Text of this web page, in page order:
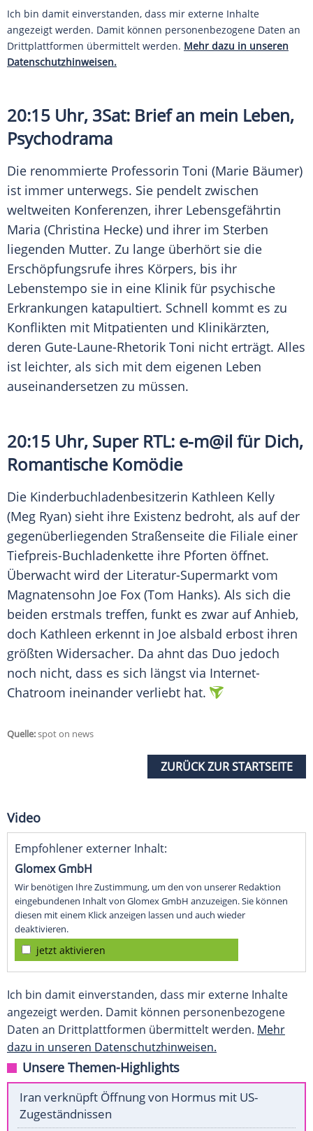
Ich bin damit einverstanden, dass mir externe Inhalte
angezeigt werden. Damit können personenbezogene Daten an
Drittplattformen übermittelt werden. Mehr dazu in unseren
Datenschutzhinweisen.
20:15 Uhr, 3Sat: Brief an mein Leben,
Psychodrama
Die renommierte Professorin Toni (Marie Bäumer)
ist immer unterwegs. Sie pendelt zwischen
weltweiten Konferenzen, ihrer Lebensgefährtin
Maria (Christina Hecke) und ihrer im Sterben
liegenden Mutter. Zu lange überhört sie die
Erschöpfungsrufe ihres Körpers, bis ihr
Lebenstempo sie in eine Klinik für psychische
Erkrankungen katapultiert. Schnell kommt es zu
Konflikten mit Mitpatienten und Klinikärzten,
deren Gute-Laune-Rhetorik Toni nicht erträgt. Alles
ist leichter, als sich mit dem eigenen Leben
auseinandersetzen zu müssen.
20:15 Uhr, Super RTL: e-m@il für Dich,
Romantische Komödie
Die Kinderbuchladenbesitzerin Kathleen Kelly
(Meg Ryan) sieht ihre Existenz bedroht, als auf der
gegenüberliegenden Straßenseite die Filiale einer
Tiefpreis-Buchladenkette ihre Pforten öffnet.
Überwacht wird der Literatur-Supermarkt vom
Magnatensohn Joe Fox (Tom Hanks). Als sich die
beiden erstmals treffen, funkt es zwar auf Anhieb,
doch Kathleen erkennt in Joe alsbald erbost ihren
größten Widersacher. Da ahnt das Duo jedoch
noch nicht, dass es sich längst via Internet-
Chatroom ineinander verliebt hat.
Quelle:spot on news
ZURÜCK ZUR STARTSEITE
Video
Empfohlener externer Inhalt:
Glomex GmbH
Wir benötigen Ihre Zustimmung, um den von unserer Redaktion
eingebundenen Inhalt von Glomex GmbH anzuzeigen. Sie können
diesen mit einem Klick anzeigen lassen und auch wieder
deaktivieren.
jetzt aktivieren
Ich bin damit einverstanden, dass mir externe Inhalte
angezeigt werden. Damit können personenbezogene
Daten an Drittplattformen übermittelt werden. Mehr
dazu in unseren Datenschutzhinweisen.
Unsere Themen-Highlights
Iran verknüpft Öffnung von Hormus mit US-
Zugeständnissen